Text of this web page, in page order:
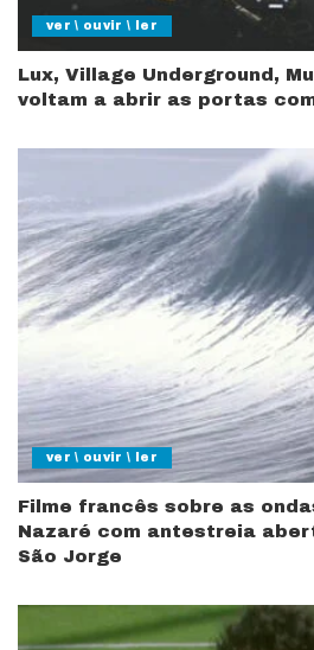
ver \ ouvir \ ler
Lux, Village Underground,
voltam a abrir as portas
ver \ ouvir \ ler
Filme francês sobre as
Nazaré com antestreia
São Jorge